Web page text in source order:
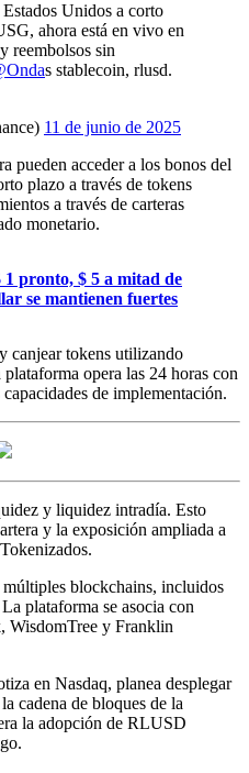
Unidos a corto
ahora está en vivo en
reembolsos sin
s stablecoin, rlusd.
11 de junio de 2025
pueden acceder a los bonos del
plazo a través de tokens
a través de carteras
monetario.
1 pronto, $ 5 a mitad de
se mantienen fuertes
canjear tokens utilizando
opera las 24 horas con
de implementación.
y liquidez intradía. Esto
y la exposición ampliada a
blockchains, incluidos
plataforma se asocia con
WisdomTree y Franklin
en Nasdaq, planea desplegar
cadena de bloques de la
la adopción de RLUSD